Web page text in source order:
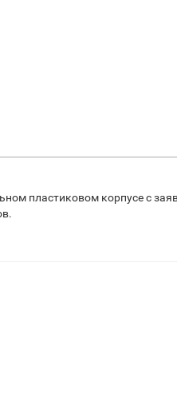
пластиковом корпусе с